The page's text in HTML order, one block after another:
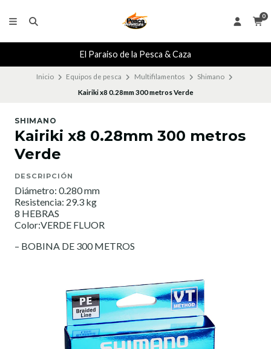
0
El Paraiso de la Pesca & Caza
Inicio Equipos de pesca Multifilamentos
Shimano
Kairiki x8 0.28mm 300 metros Verde
SHIMANO
Kairiki x8 0.28mm 300 metros
Verde
DESCRIPCIÓN
Diámetro: 0.280 mm
Resistencia: 29.3 kg
8 HEBRAS
Color:VERDE FLUOR
– BOBINA DE 300 METROS